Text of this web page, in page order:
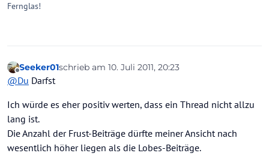
Fernglas!
Offline
Seeker01schrieb am 10. Juli 2011, 20:23
zuletzt editiert von
@Du Darfst
Ich würde es eher positiv werten, dass ein Thread nicht allzu
lang ist.
Die Anzahl der Frust-Beiträge dürfte meiner Ansicht nach
wesentlich höher liegen als die Lobes-Beiträge.